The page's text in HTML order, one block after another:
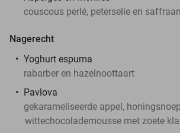
couscous perlé, peterselie en
Nagerecht
Yoghurt espuma
rabarber en hazelnoottaart
Pavlova
gekarameliseerde appel,
wittechocolademousse met zoete